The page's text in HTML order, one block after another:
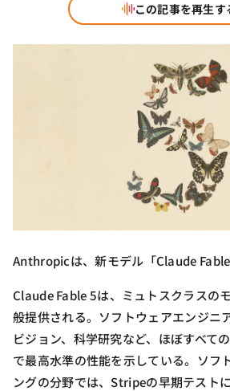
この記事を再生す
Anthropicは、新モデル「Claude Fable
Claude Fable 5は、ミュトスクラスの
般提供される。ソフトウェアエンジニ
ビジョン、科学研究など、ほぼすべて
で最高水準の性能を示している。ソフ
ングの分野では、Stripeの早期テスト